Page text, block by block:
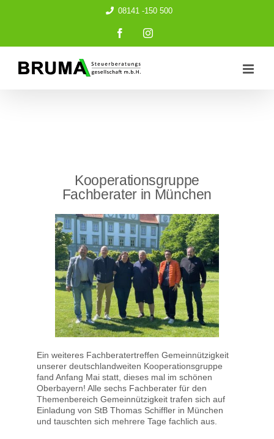
08141 -150 500
FacebookInstagram
Kooperationsgruppe
Fachberater in München
Ein weiteres Fachberatertreffen Gemeinnützigkeit
unserer deutschlandweiten Kooperationsgruppe
fand Anfang Mai statt, dieses mal im schönen
Oberbayern! Alle sechs Fachberater für den
Themenbereich Gemeinnützigkeit trafen sich auf
Einladung von StB Thomas Schiffler in München
und tauschten sich mehrere Tage fachlich aus.